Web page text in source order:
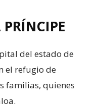
PRÍNCIPE
del estado de
el refugio de
familias, quienes